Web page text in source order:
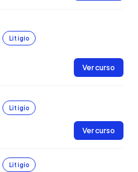
Litigio
Ver curso
Litigio
Ver curso
Litigio